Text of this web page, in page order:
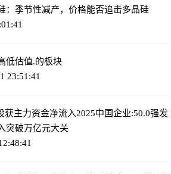
：季节性减产，价格能否追击多晶硅
低估值.的板块
23:51:41
主力资金净流入2025中国企业:50.0强发
突破万亿元大关